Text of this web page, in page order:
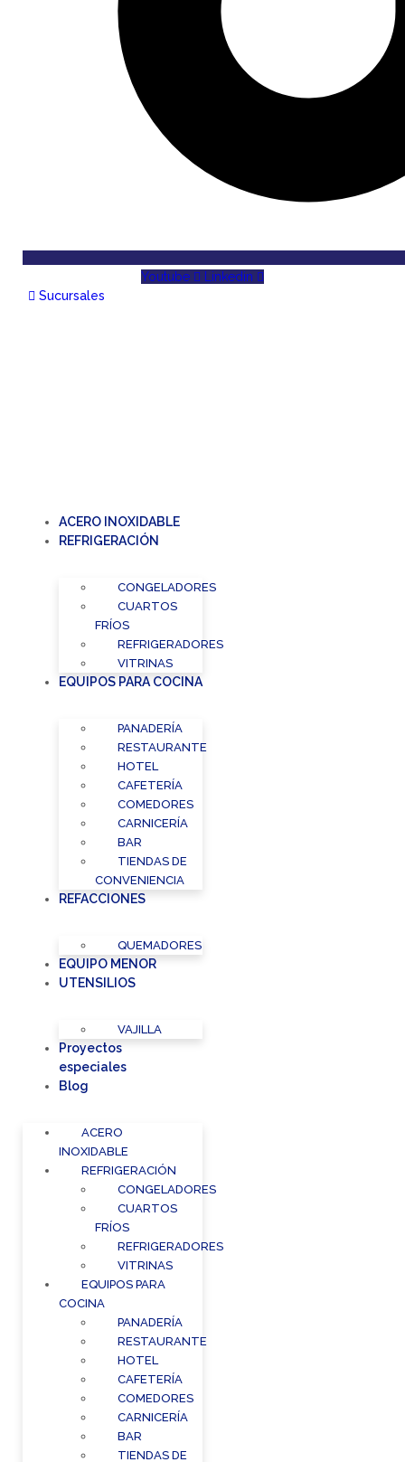
Youtube
Linkedin
Sucursales
ACERO INOXIDABLE
REFRIGERACIÓN
CONGELADORES
CUARTOS
FRÍOS
REFRIGERADORES
VITRINAS
EQUIPOS PARA COCINA
PANADERÍA
RESTAURANTE
HOTEL
CAFETERÍA
COMEDORES
CARNICERÍA
BAR
TIENDAS DE
CONVENIENCIA
REFACCIONES
QUEMADORES
EQUIPO MENOR
UTENSILIOS
VAJILLA
Proyectos
especiales
Blog
ACERO
INOXIDABLE
REFRIGERACIÓN
CONGELADORES
CUARTOS
FRÍOS
REFRIGERADORES
VITRINAS
EQUIPOS PARA
COCINA
PANADERÍA
RESTAURANTE
HOTEL
CAFETERÍA
COMEDORES
CARNICERÍA
BAR
TIENDAS DE